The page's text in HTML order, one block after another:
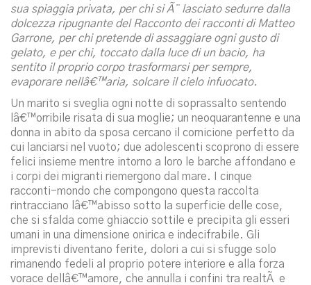
sua spiaggia privata, per chi si Ã¨ lasciato sedurre dalla
dolcezza ripugnante del Racconto dei racconti di Matteo
Garrone, per chi pretende di assaggiare ogni gusto di
gelato, e per chi, toccato dalla luce di un bacio, ha
sentito il proprio corpo trasformarsi per sempre,
evaporare nellâ€™aria, solcare il cielo infuocato.
Un marito si sveglia ogni notte di soprassalto sentendo
lâ€™orribile risata di sua moglie; un neoquarantenne e una
donna in abito da sposa cercano il cornicione perfetto da
cui lanciarsi nel vuoto; due adolescenti scoprono di essere
felici insieme mentre intorno a loro le barche affondano e
i corpi dei migranti riemergono dal mare. I cinque
racconti-mondo che compongono questa raccolta
rintracciano lâ€™abisso sotto la superficie delle cose,
che si sfalda come ghiaccio sottile e precipita gli esseri
umani in una dimensione onirica e indecifrabile. Gli
imprevisti diventano ferite, dolori a cui si sfugge solo
rimanendo fedeli al proprio potere interiore e alla forza
vorace dellâ€™amore, che annulla i confini tra realtÃ e